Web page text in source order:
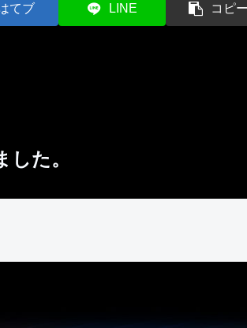
てブ LINE コピー
た。